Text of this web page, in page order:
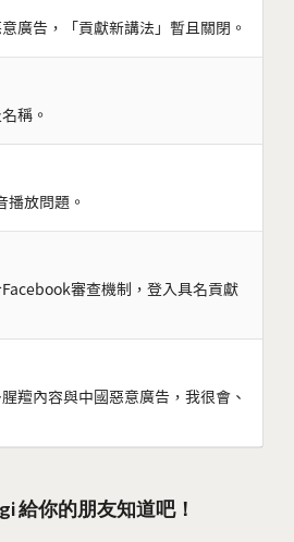
廣告，「貢獻新講法」暫且關閉。
稱。
放問題。
審查機制，登入具名貢獻
羶內容與中國惡意廣告，我很會、
給你的朋友知道吧！